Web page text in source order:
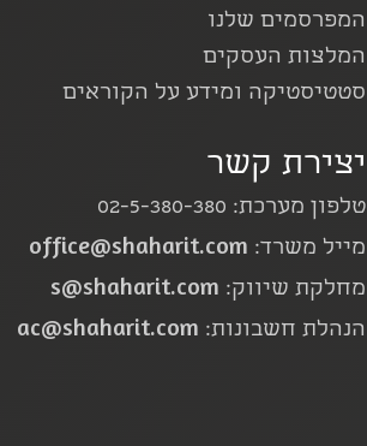
המפרסמים שלנו
המלצות העסקים
סטטיסטיקה ומידע על הקוראים
יצירת קשר
טלפון מערכת: 02-5-380-380
מייל משרד: office@shaharit.com
מחלקת שיווק: s@shaharit.com
הנהלת חשבונות: ac@shaharit.com